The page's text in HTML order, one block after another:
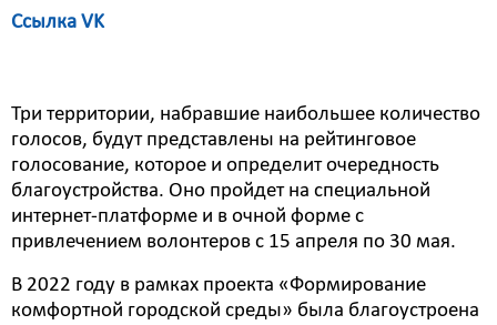
Ссылка VK
Три территории, набравшие наибольшее количество
голосов, будут представлены на рейтинговое
голосование, которое и определит очередность
благоустройства. Оно пройдет на специальной
интернет-платформе и в очной форме с
привлечением волонтеров с 15 апреля по 30 мая.
В 2022 году в рамках проекта «Формирование
комфортной городской среды» была благоустроена